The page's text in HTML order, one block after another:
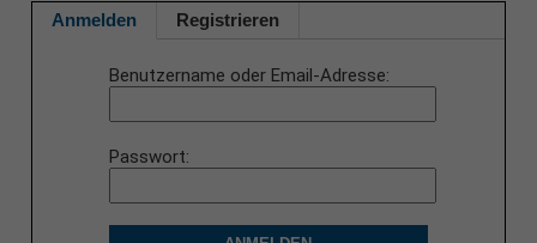
Anmelden Registrieren
Benutzername oder Email-Adresse
Passwort